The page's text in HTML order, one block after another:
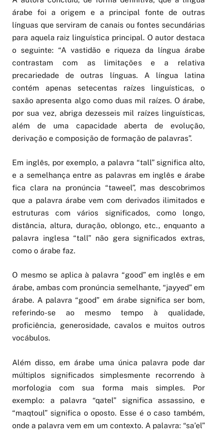
árabe foi a origem e a principal fonte de outras
línguas que serviram de canais ou fontes secundárias
para aquela raiz linguística principal. O autor destaca
o seguinte: “A vastidão e riqueza da língua árabe
contrastam com as limitações e a relativa
precariedade de outras línguas. A língua latina
contém apenas setecentas raízes linguísticas, o
saxão apresenta algo como duas mil raízes. O árabe,
por sua vez, abriga dezesseis mil raízes linguísticas,
além de uma capacidade aberta de evolução,
derivação e composição de formação de palavras”.
Em inglês, por exemplo, a palavra “tall” significa alto,
e a semelhança entre as palavras em inglês e árabe
fica clara na pronúncia “taweel”, mas descobrimos
que a palavra árabe vem com derivados ilimitados e
estruturas com vários significados, como longo,
distância, altura, duração, oblongo, etc., enquanto a
palavra inglesa “tall” não gera significados extras,
como o árabe faz.
O mesmo se aplica à palavra “good” em inglês e em
árabe, ambas com pronúncia semelhante, “jayyed” em
árabe. A palavra “good” em árabe significa ser bom,
referindo-se ao mesmo tempo à qualidade,
proficiência, generosidade, cavalos e muitos outros
vocábulos.
Além disso, em árabe uma única palavra pode dar
múltiplos significados simplesmente recorrendo à
morfologia com sua forma mais simples. Por
exemplo: a palavra “qatel” significa assassino, e
“maqtoul” significa o oposto. Esse é o caso também,
onde a palavra vem em um contexto. A palavra: “sa’el”